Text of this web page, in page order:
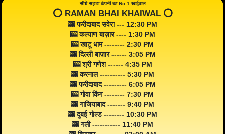
सीधे सट्टा कंपनी का No 1 खाईवाल
⭕️ RAMAN BHAI KHAIWAL ⭕️
🎰 फरीदाबाद सवेरा --- 12:30 PM
🎰 कल्याण बाज़ार ---- 1:30 PM
🎰 खाटू धाम -------- 2:30 PM
🎰 दिल्ली बाज़ार ------ 3:05 PM
🎰 श्री गणेश ------ 4:35 PM
🎰 करनाल ---------- 5:30 PM
🎰 फरीदाबाद --------- 6:05 PM
🎰 गोवा किंग -------- 7:30 PM
🎰 गाजियाबाद ------- 9:40 PM
🎰 दुबई गोल्ड -------- 10:30 PM
🎰 गली ----------- 11:40 PM